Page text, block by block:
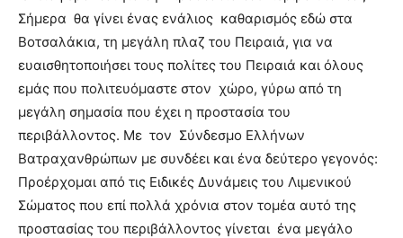
Σήμερα θα γίνει ένας ενάλιος καθαρισμός εδώ στα
Βοτσαλάκια, τη μεγάλη πλαζ του Πειραιά, για να
ευαισθητοποιήσει τους πολίτες του Πειραιά και όλους
εμάς που πολιτευόμαστε στον χώρο, γύρω από τη
μεγάλη σημασία που έχει η προστασία του
περιβάλλοντος. Με τον Σύνδεσμο Ελλήνων
Βατραχανθρώπων με συνδέει και ένα δεύτερο γεγονός:
Προέρχομαι από τις Ειδικές Δυνάμεις του Λιμενικού
Σώματος που επί πολλά χρόνια στον τομέα αυτό της
προστασίας του περιβάλλοντος γίνεται ένα μεγάλο